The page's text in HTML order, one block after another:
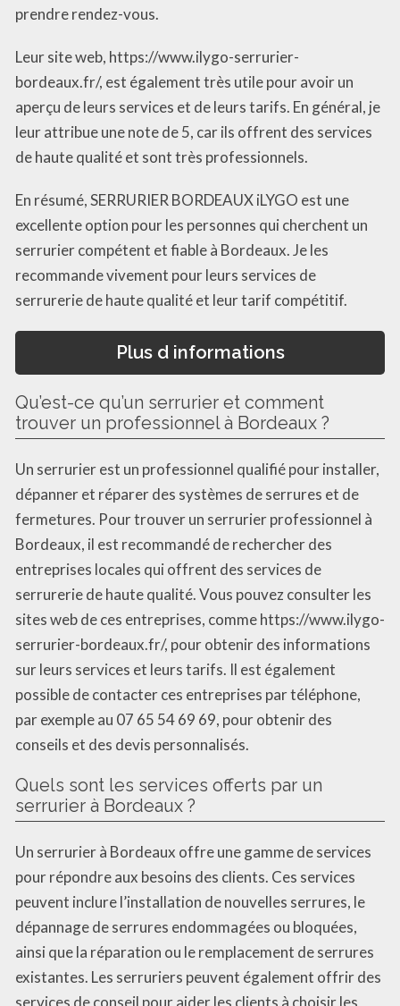
prendre rendez-vous.
Leur site web, https://www.ilygo-serrurier-
bordeaux.fr/, est également très utile pour avoir un
aperçu de leurs services et de leurs tarifs. En général, je
leur attribue une note de 5, car ils offrent des services
de haute qualité et sont très professionnels.
En résumé, SERRURIER BORDEAUX iLYGO est une
excellente option pour les personnes qui cherchent un
serrurier compétent et fiable à Bordeaux. Je les
recommande vivement pour leurs services de
serrurerie de haute qualité et leur tarif compétitif.
Plus d informations
Qu’est-ce qu’un serrurier et comment
trouver un professionnel à Bordeaux ?
Un serrurier est un professionnel qualifié pour installer,
dépanner et réparer des systèmes de serrures et de
fermetures. Pour trouver un serrurier professionnel à
Bordeaux, il est recommandé de rechercher des
entreprises locales qui offrent des services de
serrurerie de haute qualité. Vous pouvez consulter les
sites web de ces entreprises, comme https://www.ilygo-
serrurier-bordeaux.fr/, pour obtenir des informations
sur leurs services et leurs tarifs. Il est également
possible de contacter ces entreprises par téléphone,
par exemple au 07 65 54 69 69, pour obtenir des
conseils et des devis personnalisés.
Quels sont les services offerts par un
serrurier à Bordeaux ?
Un serrurier à Bordeaux offre une gamme de services
pour répondre aux besoins des clients. Ces services
peuvent inclure l’installation de nouvelles serrures, le
dépannage de serrures endommagées ou bloquées,
ainsi que la réparation ou le remplacement de serrures
existantes. Les serruriers peuvent également offrir des
services de conseil pour aider les clients à choisir les